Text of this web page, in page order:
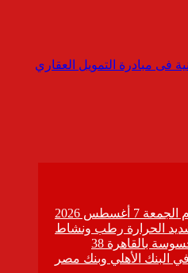
مبادرة التمويل العقاري